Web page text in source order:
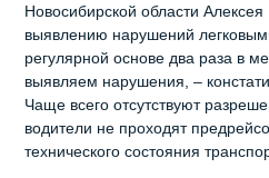
Новосибирской области
выявлению нарушений
регулярной основе два раза в
выявляем нарушения, –
Чаще всего отсутствуют
водители не проходят
технического состояния